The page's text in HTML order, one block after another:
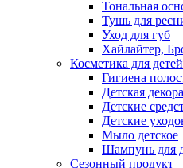
Тональная
Тушь для
Уход для губ
Хайлайтер,
Косметика для детей
Гигиена
Детская
Детские
Детские
Мыло детское
Шампунь для
Сезонный продукт